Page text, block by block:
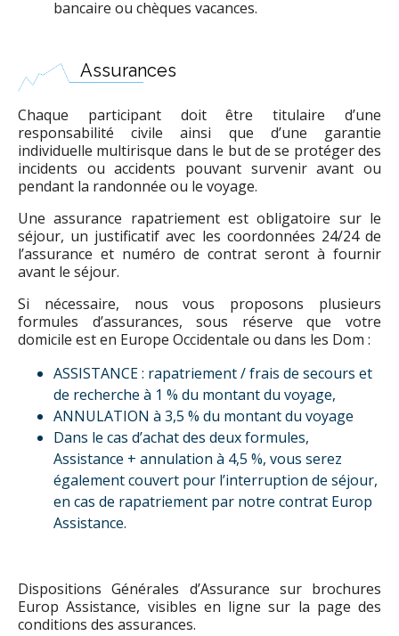
bancaire ou chèques vacances.
Assurances
Chaque participant doit être titulaire d’une
responsabilité civile ainsi que d’une garantie
individuelle multirisque dans le but de se protéger des
incidents ou accidents pouvant survenir avant ou
pendant la randonnée ou le voyage.
Une assurance rapatriement est obligatoire sur le
séjour, un justificatif avec les coordonnées 24/24 de
l’assurance et numéro de contrat seront à fournir
avant le séjour.
Si nécessaire, nous vous proposons plusieurs
formules d’assurances, sous réserve que votre
domicile est en Europe Occidentale ou dans les Dom :
ASSISTANCE : rapatriement / frais de secours et
de recherche à 1 % du montant du voyage,
ANNULATION à 3,5 % du montant du voyage
Dans le cas d’achat des deux formules,
Assistance + annulation à 4,5 %, vous serez
également couvert pour l’interruption de séjour,
en cas de rapatriement par notre contrat Europ
Assistance.
Dispositions Générales d’Assurance sur brochures
Europ Assistance, visibles en ligne sur la page des
conditions des assurances.